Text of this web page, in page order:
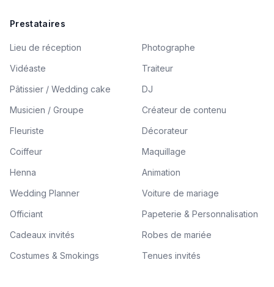
Prestataires
Lieu de réception
Photographe
Vidéaste
Traiteur
Pâtissier / Wedding cake
DJ
Musicien / Groupe
Créateur de contenu
Fleuriste
Décorateur
Coiffeur
Maquillage
Henna
Animation
Wedding Planner
Voiture de mariage
Officiant
Papeterie & Personnalisation
Cadeaux invités
Robes de mariée
Costumes & Smokings
Tenues invités